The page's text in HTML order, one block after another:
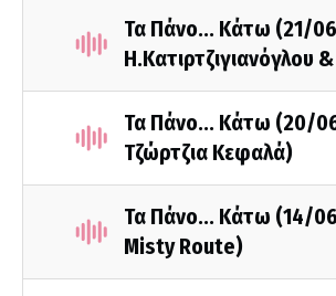
Τα Πάνο... Κάτω (21/
Η.Κατιρτζιγιανόγλου
Τα Πάνο... Κάτω (20/
Τζώρτζια Κεφαλά)
Τα Πάνο... Κάτω (14/
Misty Route)